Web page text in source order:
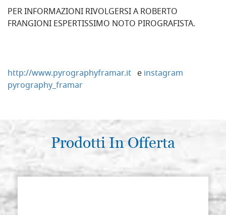
PER INFORMAZIONI RIVOLGERSI A ROBERTO
FRANGIONI ESPERTISSIMO NOTO PIROGRAFISTA.
http://www.pyrographyframar.it einstagram
pyrography_framar
Prodotti In Offerta